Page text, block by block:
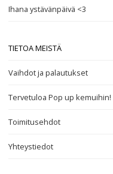
Ihana ystävänpäivä <3
TIETOA MEISTÄ
Vaihdot ja palautukset
Tervetuloa Pop up kemuihin!
Toimitusehdot
Yhteystiedot